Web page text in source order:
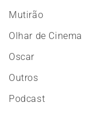
Mutirão
Olhar de Cinema
Oscar
Outros
Podcast